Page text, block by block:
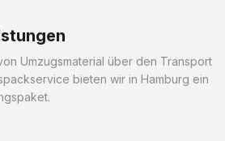
Umzugsmaterial über den Transport
bieten wir in Hamburg ein